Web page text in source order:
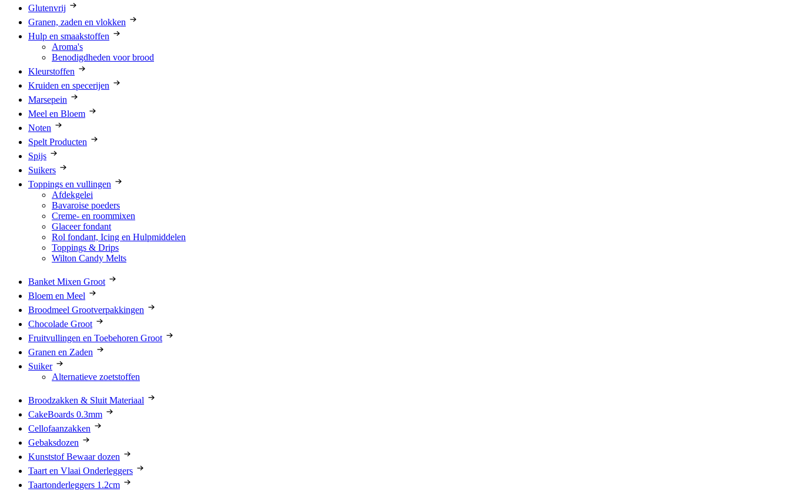
Glutenvrij
Granen, zaden en vlokken
Hulp en smaakstoffen
Aroma's
Benodigdheden voor brood
Kleurstoffen
Kruiden en specerijen
Marsepein
Meel en Bloem
Noten
Spelt Producten
Spijs
Suikers
Toppings en vullingen
Afdekgelei
Bavaroise poeders
Creme- en roommixen
Glaceer fondant
Rol fondant, Icing en Hulpmiddelen
Toppings & Drips
Wilton Candy Melts
Banket Mixen Groot
Bloem en Meel
Broodmeel Grootverpakkingen
Chocolade Groot
Fruitvullingen en Toebehoren Groot
Granen en Zaden
Suiker
Alternatieve zoetstoffen
Broodzakken & Sluit Materiaal
CakeBoards 0.3mm
Cellofaanzakken
Gebaksdozen
Kunststof Bewaar dozen
Taart en Vlaai Onderleggers
Taartonderleggers 1.2cm